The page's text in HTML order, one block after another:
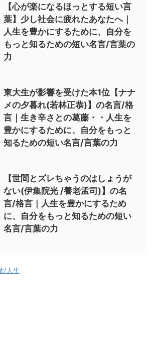
【心が楽になるほっとする短い言
葉】少し社会に疲れたあなたへ｜
人生を豊かにするために、自分を
もっと知るための短い名言/言葉の
力
東大生が影響を受けた本1位【ナナ
メの夕暮れ(若林正恭)】の名言/格
言｜生き辛さとの葛藤・・人生を
豊かにするために、自分をもっと
知るための短い名言/言葉の力
【世間とズレちゃうのはしょうが
ない(伊集院光 /養老孟司)】の名
言/格言｜人生を豊かにするため
に、自分をもっと知るための短い
名言/言葉の力
/人生